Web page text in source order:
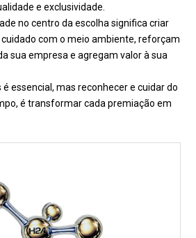
e exclusividade.
no centro da escolha significa criar
com o meio ambiente, reforçam
sua empresa e agregam valor à sua
essencial, mas reconhecer e cuidar do
é transformar cada premiação em